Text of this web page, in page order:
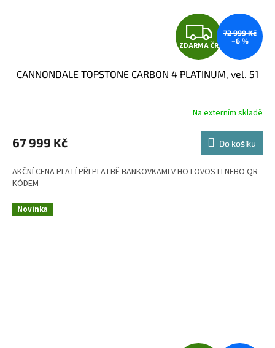
Z
D
A
R
M
A
ZDARMA ČR
72 999 Kč
–6 %
CANNONDALE TOPSTONE CARBON 4 PLATINUM, vel. 51
Na externím skladě
67 999 Kč Do košíku
AKČNÍ CENA PLATÍ PŘI PLATBĚ BANKOVKAMI V HOTOVOSTI NEBO QR
KÓDEM
Novinka